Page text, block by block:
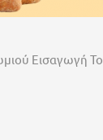
Εισαγωγή Το